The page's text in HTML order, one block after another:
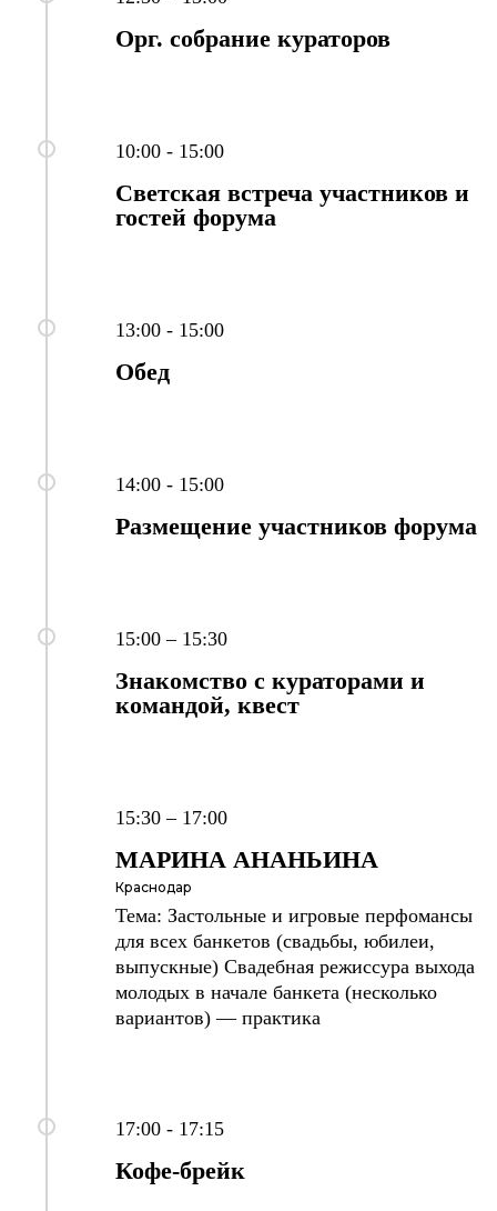
Орг. собрание кураторов
10:00 - 15:00
Светская встреча участников и
гостей форума
13:00 - 15:00
Обед
14:00 - 15:00
Размещение участников форума
15:00 – 15:30
Знакомство с кураторами и
командой, квест
15:30 – 17:00
МАРИНА АНАНЬИНА
Краснодар
Тема: Застольные и игровые перфомансы
для всех банкетов (свадьбы, юбилеи,
выпускные) Свадебная режиссура выхода
молодых в начале банкета (несколько
вариантов) — практика
17:00 - 17:15
Кофе-брейк